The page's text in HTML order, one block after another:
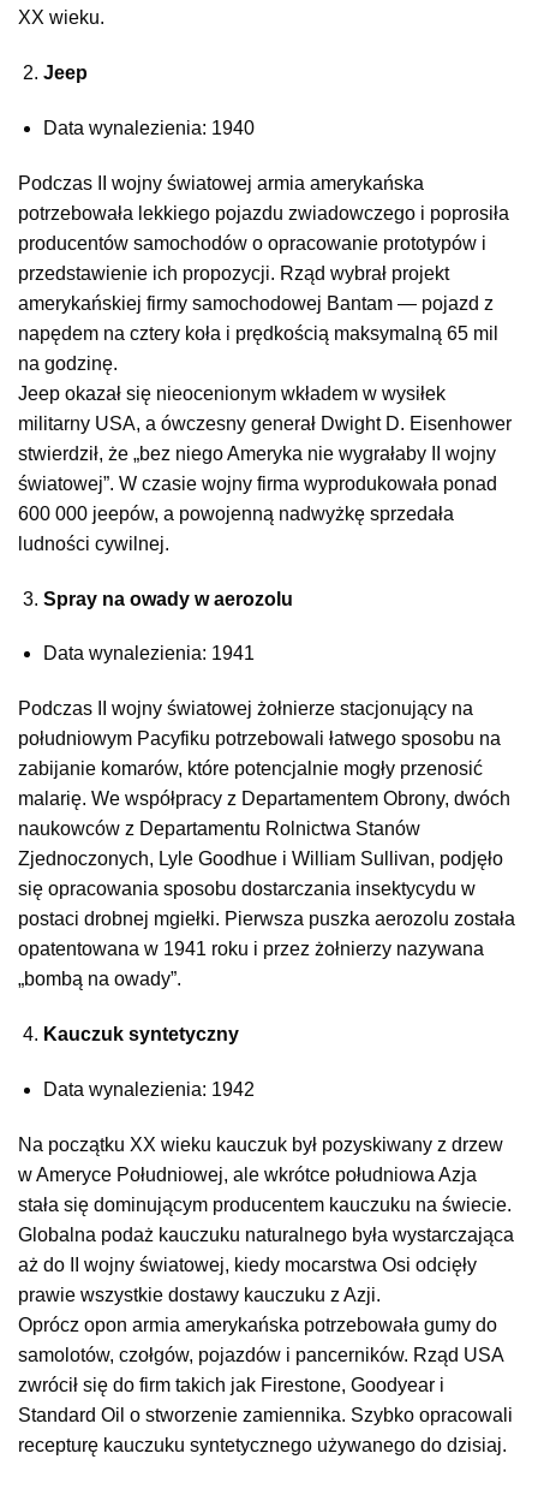
XX wieku.
Jeep
Data wynalezienia: 1940
Podczas II wojny światowej armia amerykańska
potrzebowała lekkiego pojazdu zwiadowczego i poprosiła
producentów samochodów o opracowanie prototypów i
przedstawienie ich propozycji. Rząd wybrał projekt
amerykańskiej firmy samochodowej Bantam — pojazd z
napędem na cztery koła i prędkością maksymalną 65 mil
na godzinę.
Jeep okazał się nieocenionym wkładem w wysiłek
militarny USA, a ówczesny generał Dwight D. Eisenhower
stwierdził, że „bez niego Ameryka nie wygrałaby II wojny
światowej”. W czasie wojny firma wyprodukowała ponad
600 000 jeepów, a powojenną nadwyżkę sprzedała
ludności cywilnej.
Spray na owady w aerozolu
Data wynalezienia: 1941
Podczas II wojny światowej żołnierze stacjonujący na
południowym Pacyfiku potrzebowali łatwego sposobu na
zabijanie komarów, które potencjalnie mogły przenosić
malarię. We współpracy z Departamentem Obrony, dwóch
naukowców z Departamentu Rolnictwa Stanów
Zjednoczonych, Lyle Goodhue i William Sullivan, podjęło
się opracowania sposobu dostarczania insektycydu w
postaci drobnej mgiełki. Pierwsza puszka aerozolu została
opatentowana w 1941 roku i przez żołnierzy nazywana
„bombą na owady”.
Kauczuk syntetyczny
Data wynalezienia: 1942
Na początku XX wieku kauczuk był pozyskiwany z drzew
w Ameryce Południowej, ale wkrótce południowa Azja
stała się dominującym producentem kauczuku na świecie.
Globalna podaż kauczuku naturalnego była wystarczająca
aż do II wojny światowej, kiedy mocarstwa Osi odcięły
prawie wszystkie dostawy kauczuku z Azji.
Oprócz opon armia amerykańska potrzebowała gumy do
samolotów, czołgów, pojazdów i pancerników. Rząd USA
zwrócił się do firm takich jak Firestone, Goodyear i
Standard Oil o stworzenie zamiennika. Szybko opracowali
recepturę kauczuku syntetycznego używanego do dzisiaj.